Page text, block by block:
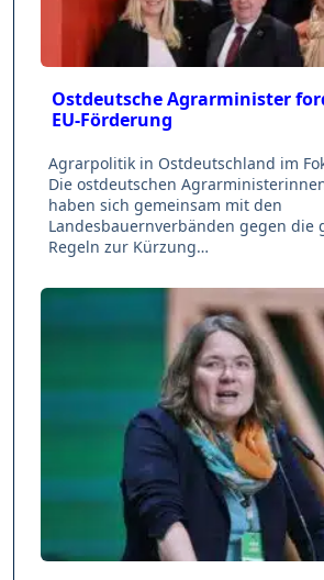
Ostdeutsche Agrarminister
EU-Förderung
Agrarpolitik in Ostdeutschland im
Die ostdeutschen
haben sich gemeinsam mit den
Landesbauernverbänden gegen die
Regeln zur Kürzung…